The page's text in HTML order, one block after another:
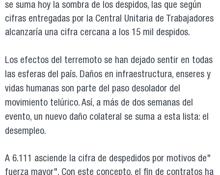
se suma hoy la sombra de los despidos, las que según
cifras entregadas por la Central Unitaria de Trabajadores
alcanzaría una cifra cercana a los 15 mil despidos.
Los efectos del terremoto se han dejado sentir en todas
las esferas del país. Daños en infraestructura, enseres y
vidas humanas son parte del paso desolador del
movimiento telúrico. Así, a más de dos semanas del
evento, un nuevo daño colateral se suma a esta lista: el
desempleo.
A 6.111 asciende la cifra de despedidos por motivos de"
fuerza mayor". Con este concepto, el fin de contratos ha